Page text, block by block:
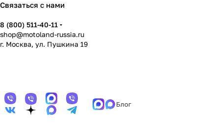
Связаться с нами
8 (800) 511-40-11
shop@motoland-russia.ru
г. Москва, ул. Пушкина 19
Блог